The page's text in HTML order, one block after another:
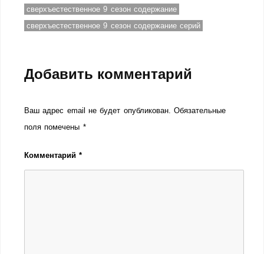
сверхъестественное 9 сезон содержание
сверхъестественное 9 сезон содержание серий
Добавить комментарий
Ваш адрес email не будет опубликован. Обязательные
поля помечены *
Комментарий*